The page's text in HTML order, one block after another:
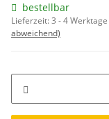
bestellbar
Lieferzeit:3 - 4 Werktage
abweichend)